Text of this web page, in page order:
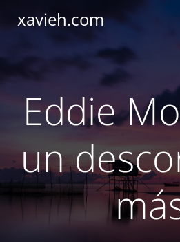
xavieh.com
Eddie
un